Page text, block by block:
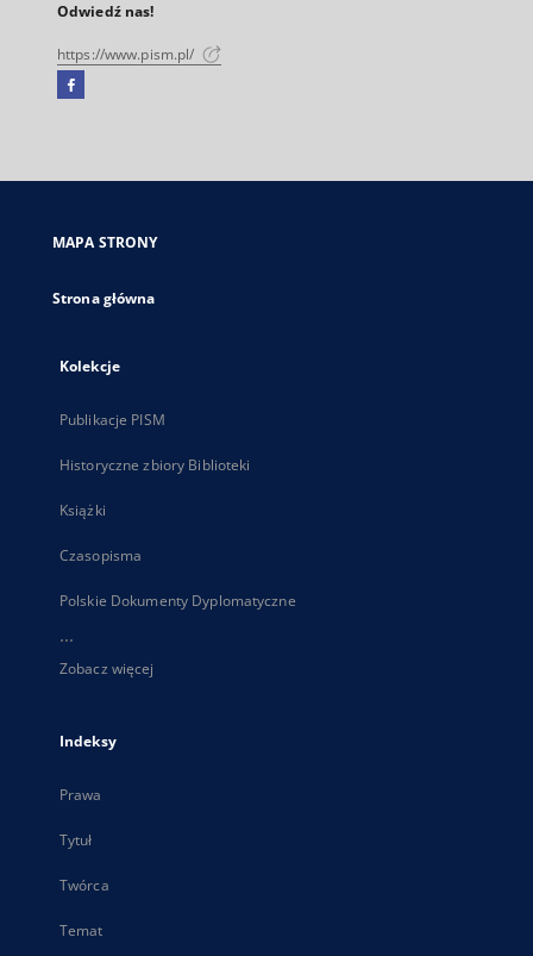
Odwiedź nas!
https://www.pism.pl/
Facebook
się
karcie
MAPA STRONY
Strona główna
Kolekcje
Publikacje PISM
Historyczne zbiory Biblioteki
Książki
Czasopisma
Polskie Dokumenty Dyplomatyczne
...
Zobacz więcej
Indeksy
Prawa
Tytuł
Twórca
Temat